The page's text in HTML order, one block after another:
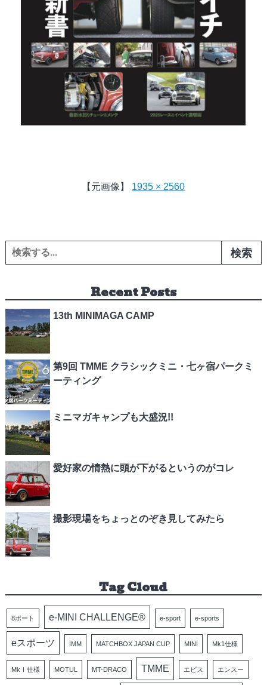
【元画像】 1935 × 2560
検索:
Recent Posts
13th MINIMAGA CAMP
第9回 TMME クラシックミニ・七ヶ宿パークミ
ーティング
ミニマガキャンプも大盛況!!
愛好家の情熱に頭が下がるというのがコレ
撮影現場をちょっとのぞき見してみたら
Tag Cloud
8ポート e-MINI CHALLENGE® e-sport e-sports
eスポーツ IMM MATCHBOX JAPAN CUP MINI Mk1仕様
MkⅠ仕様 MOTUL MT-DRACO TMME エビス エンスー